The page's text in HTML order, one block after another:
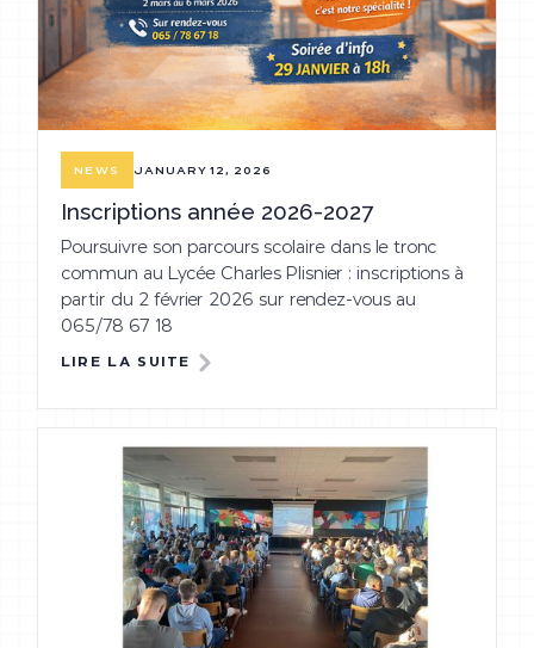
NEWS JANUARY 12, 2026
Inscriptions année 2026-2027
Poursuivre son parcours scolaire dans le tronc
commun au Lycée Charles Plisnier : inscriptions à
partir du 2 février 2026 sur rendez-vous au
065/78 67 18
LIRE LA SUITE